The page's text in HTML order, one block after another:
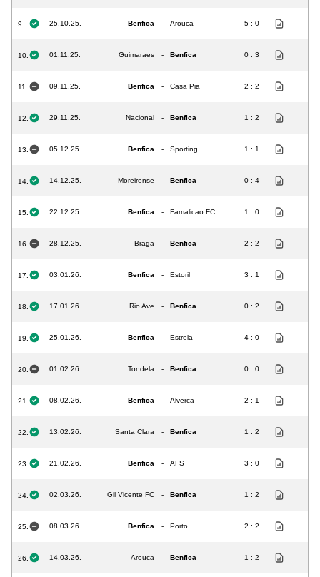
9. 25.10.25. Benfica - Arouca 5 : 0
10. 01.11.25. Guimaraes - Benfica 0 : 3
11. 09.11.25. Benfica - Casa Pia 2 : 2
12. 29.11.25. Nacional - Benfica 1 : 2
13. 05.12.25. Benfica - Sporting 1 : 1
14. 14.12.25. Moreirense - Benfica 0 : 4
15. 22.12.25. Benfica - Famalicao FC 1 : 0
16. 28.12.25. Braga - Benfica 2 : 2
17. 03.01.26. Benfica - Estoril 3 : 1
18. 17.01.26. Rio Ave - Benfica 0 : 2
19. 25.01.26. Benfica - Estrela 4 : 0
20. 01.02.26. Tondela - Benfica 0 : 0
21. 08.02.26. Benfica - Alverca 2 : 1
22. 13.02.26. Santa Clara - Benfica 1 : 2
23. 21.02.26. Benfica - AFS 3 : 0
24. 02.03.26. Gil Vicente FC - Benfica 1 : 2
25. 08.03.26. Benfica - Porto 2 : 2
26. 14.03.26. Arouca - Benfica 1 : 2